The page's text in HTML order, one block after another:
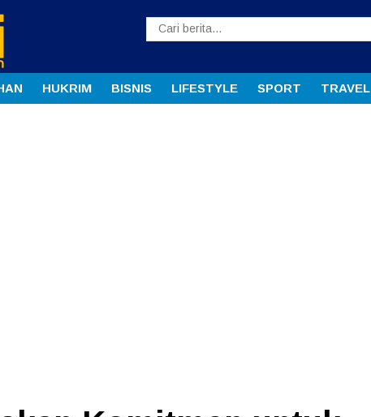
HUKRIM BISNIS LIFESTYLE SPORT TRAVEL